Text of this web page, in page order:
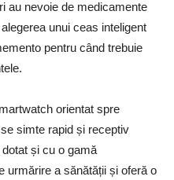
au nevoie de medicamente
unui ceas inteligent
pentru când trebuie
orientat spre
simte rapid și receptiv
și cu o gamă
urmărire a sănătății și oferă o